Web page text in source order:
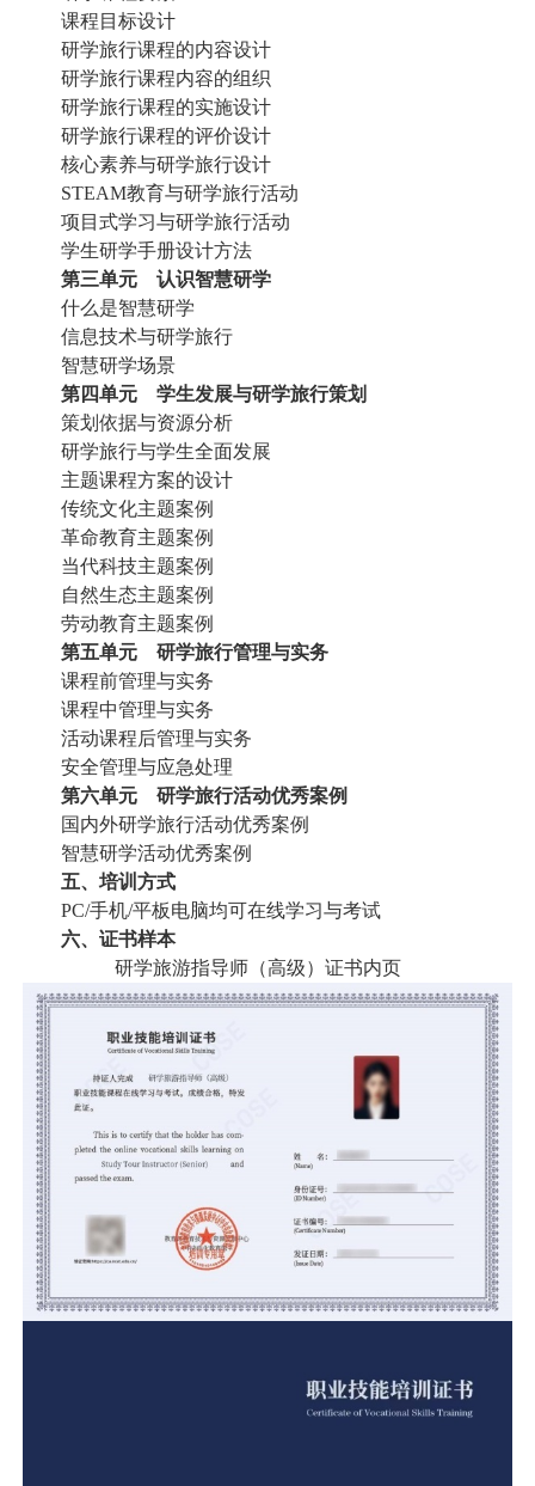
课程目标设计
研学旅行课程的内容设计
研学旅行课程内容的组织
研学旅行课程的实施设计
研学旅行课程的评价设计
核心素养与研学旅行设计
STEAM教育与研学旅行活动
项目式学习与研学旅行活动
学生研学手册设计方法
第三单元 认识智慧研学
什么是智慧研学
信息技术与研学旅行
智慧研学场景
第四单元 学生发展与研学旅行策划
策划依据与资源分析
研学旅行与学生全面发展
主题课程方案的设计
传统文化主题案例
革命教育主题案例
当代科技主题案例
自然生态主题案例
劳动教育主题案例
第五单元 研学旅行管理与实务
课程前管理与实务
课程中管理与实务
活动课程后管理与实务
安全管理与应急处理
第六单元 研学旅行活动优秀案例
国内外研学旅行活动优秀案例
智慧研学活动优秀案例
五、培训方式
PC/手机/平板电脑均可在线学习与考试
六、证书样本
研学旅游指导师（高级）证书内页